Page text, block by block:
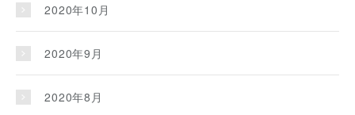
2020年10月
2020年9月
2020年8月